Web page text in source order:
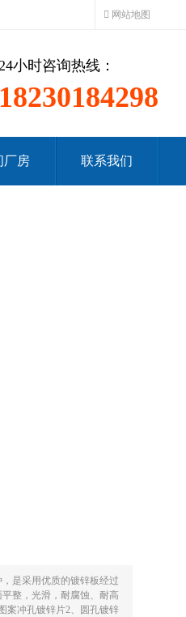
网站地图
小时咨询热线：
18230184298
厂房 联系我们
是采用优质的镀锌板经过
整，光滑，耐腐蚀、耐高
案冲孔镀锌片2、圆孔镀锌